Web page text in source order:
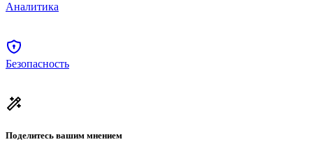
Аналитика
Безопасность
Поделитесь вашим мнением